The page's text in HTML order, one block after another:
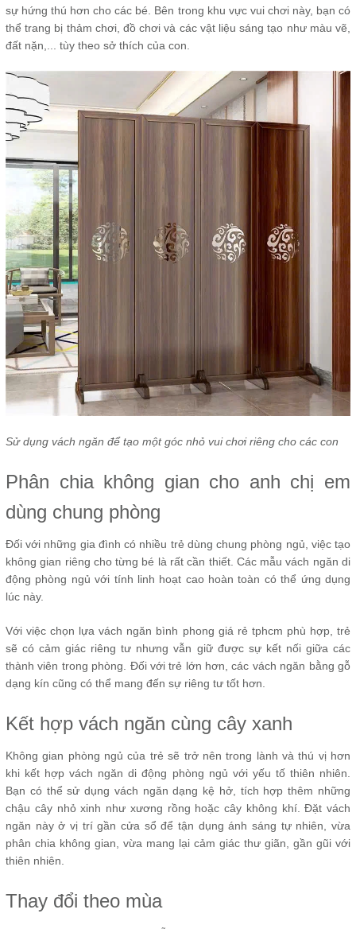
sự hứng thú hơn cho các bé. Bên trong khu vực vui chơi này, bạn có
thể trang bị thảm chơi, đồ chơi và các vật liệu sáng tạo như màu vẽ,
đất nặn,... tùy theo sở thích của con.
Sử dụng vách ngăn để tạo một góc nhỏ vui chơi riêng cho các con
Phân chia không gian cho anh chị em
dùng chung phòng
Đối với những gia đình có nhiều trẻ dùng chung phòng ngủ, việc tạo
không gian riêng cho từng bé là rất cần thiết. Các mẫu vách ngăn di
động phòng ngủ với tính linh hoạt cao hoàn toàn có thể ứng dụng
lúc này.
Với việc chọn lựa vách ngăn bình phong giá rẻ tphcm phù hợp, trẻ
sẽ có cảm giác riêng tư nhưng vẫn giữ được sự kết nối giữa các
thành viên trong phòng. Đối với trẻ lớn hơn, các vách ngăn bằng gỗ
dạng kín cũng có thể mang đến sự riêng tư tốt hơn.
Kết hợp vách ngăn cùng cây xanh
Không gian phòng ngủ của trẻ sẽ trở nên trong lành và thú vị hơn
khi kết hợp vách ngăn di động phòng ngủ với yếu tố thiên nhiên.
Bạn có thể sử dụng vách ngăn dạng kệ hở, tích hợp thêm những
chậu cây nhỏ xinh như xương rồng hoặc cây không khí. Đặt vách
ngăn này ở vị trí gần cửa sổ để tận dụng ánh sáng tự nhiên, vừa
phân chia không gian, vừa mang lại cảm giác thư giãn, gần gũi với
thiên nhiên.
Thay đổi theo mùa